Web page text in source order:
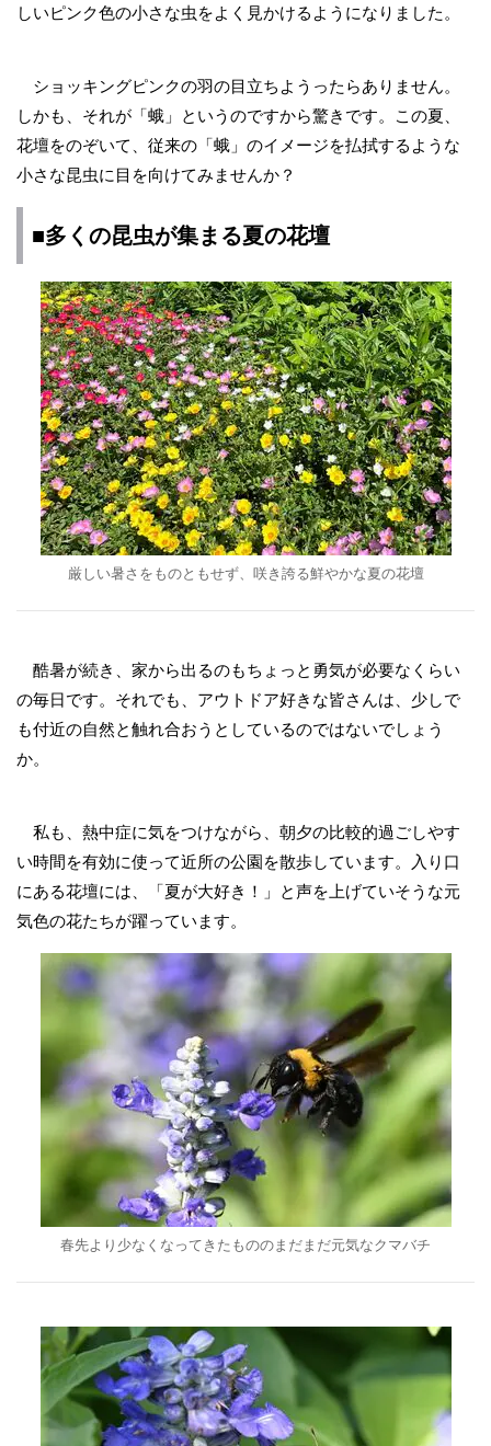
しいピンク色の小さな虫をよく見かけるようになりました。
ショッキングピンクの羽の目立ちようったらありません。
しかも、それが「蛾」というのですから驚きです。この夏、
花壇をのぞいて、従来の「蛾」のイメージを払拭するような
小さな昆虫に目を向けてみませんか？
■多くの昆虫が集まる夏の花壇
厳しい暑さをものともせず、咲き誇る鮮やかな夏の花壇
酷暑が続き、家から出るのもちょっと勇気が必要なくらい
の毎日です。それでも、アウトドア好きな皆さんは、少しで
も付近の自然と触れ合おうとしているのではないでしょう
か。
私も、熱中症に気をつけながら、朝夕の比較的過ごしやす
い時間を有効に使って近所の公園を散歩しています。入り口
にある花壇には、「夏が大好き！」と声を上げていそうな元
気色の花たちが躍っています。
春先より少なくなってきたもののまだまだ元気なクマバチ